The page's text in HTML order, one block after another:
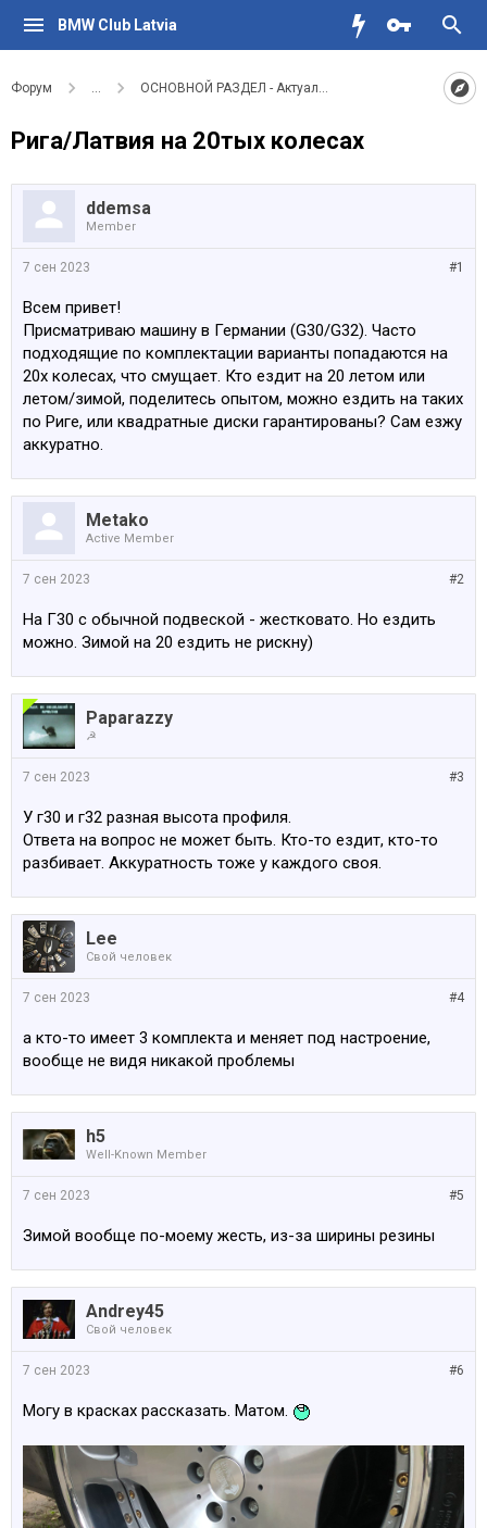
BMW Club Latvia
Форум ... ОСНОВНОЙ РАЗДЕЛ - Актуальное для водителей BMW
Рига/Латвия на 20тых колесах
ddemsa
Member
#1
7 сен 2023
Всем привет!
Присматриваю машину в Германии (G30/G32). Часто
подходящие по комплектации варианты попадаются на
20х колесах, что смущает. Кто ездит на 20 летом или
летом/зимой, поделитесь опытом, можно ездить на таких
по Риге, или квадратные диски гарантированы? Сам езжу
аккуратно.
Metako
Active Member
#2
7 сен 2023
На Г30 с обычной подвеской - жестковато. Но ездить
можно. Зимой на 20 ездить не рискну)
Paparazzy
☭
#3
7 сен 2023
У г30 и г32 разная высота профиля.
Ответа на вопрос не может быть. Кто-то ездит, кто-то
разбивает. Аккуратность тоже у каждого своя.
Lee
Свой человек
#4
7 сен 2023
а кто-то имеет 3 комплекта и меняет под настроение,
вообще не видя никакой проблемы
h5
Well-Known Member
#5
7 сен 2023
Зимой вообще по-моему жесть, из-за ширины резины
Andrey45
Свой человек
#6
7 сен 2023
Могу в красках рассказать. Матом.